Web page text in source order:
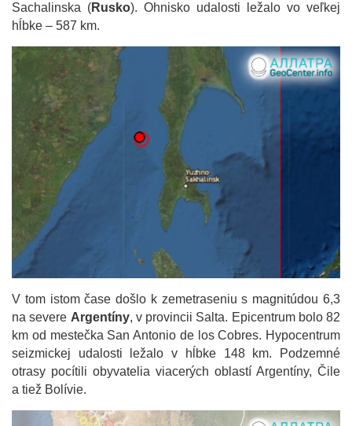
Sachalinska (Rusko). Ohnisko udalosti ležalo vo veľkej
hĺbke – 587 km.
V tom istom čase došlo k zemetraseniu s magnitúdou 6,3
na severe Argentíny, v provincii Salta. Epicentrum bolo 82
km od mestečka San Antonio de los Cobres. Hypocentrum
seizmickej udalosti ležalo v hĺbke 148 km. Podzemné
otrasy pocítili obyvatelia viacerých oblastí Argentíny, Čile
a tiež Bolívie.